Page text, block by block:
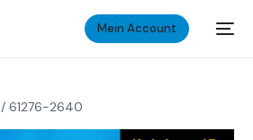
Mein Account
/ 61276-2640